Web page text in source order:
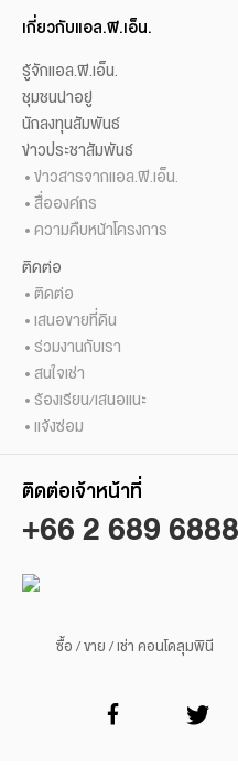
เกี่ยวกับแอล.พี.เอ็น.
รู้จักแอล.พี.เอ็น.
ชุมชนน่าอยู่
นักลงทุนสัมพันธ์
ข่าวประชาสัมพันธ์
ข่าวสารจากแอล.พี.เอ็น.
สื่อองค์กร
ความคืบหน้าโครงการ
ติดต่อ
ติดต่อ
เสนอขายที่ดิน
ร่วมงานกับเรา
สนใจเช่า
ร้องเรียน/เสนอแนะ
แจ้งซ่อม
ติดต่อเจ้าหน้าที่
+66 2 689 6888
ซื้อ / ขาย / เช่า คอนโดลุมพินี